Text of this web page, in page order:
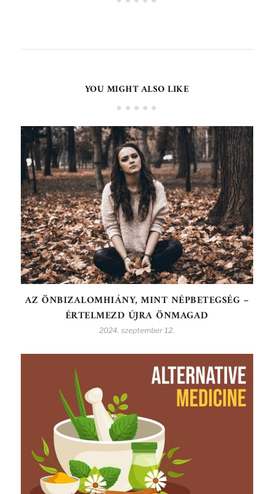
YOU MIGHT ALSO LIKE
AZ ÖNBIZALOMHIÁNY, MINT NÉPBETEGSÉG –
ÉRTELMEZD ÚJRA ÖNMAGAD
2024. szeptember 12.